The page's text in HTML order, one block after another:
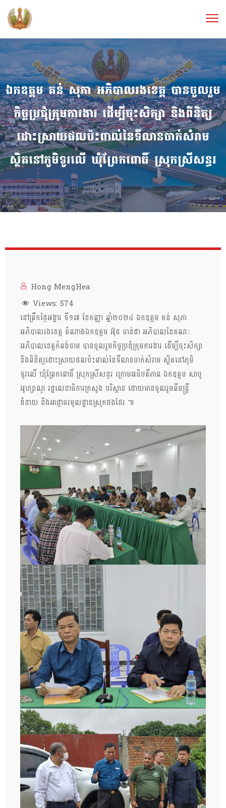
ឯកឧត្តម គន់ សុភា អភិបាលរងខេត្ត បានចូលរួម
កិច្ចប្រជុំក្រុមការងារ ដើម្បីចុះសិក្សា និងពិនិត្យ
ដោះស្រាយផលប៉ះពាល់នៃទីលានចាក់សំរាម
ស្ថិតនៅភូមិទូរលើ ឃុំព្រែកពោធិ៍ ស្រុកស្រីសន្ធរ
Hong MengHea
Views: 574
នៅព្រឹកថ្ងៃអង្គារ ទី១៧ ខែកញ្ញា ឆ្នាំ២០២៤ ឯកឧត្តម គន់ សុភា
អភិបាលរងខេត្ត តំណាងឯកឧត្តម អ៊ុន ចាន់ដា អភិបាលនៃគណៈ
អភិបាលខេត្តកំពង់ចាម បានចូលរួមកិច្ចប្រជុំក្រុមការងារ ដើម្បីចុះសិក្សា
និងពិនិត្យដោះស្រាយផលប៉ះពាល់នៃទីលានចាក់សំរាម ស្ថិតនៅភូមិ
ទូរលើ ឃុំព្រែកពោធិ៍ ស្រុកស្រីសន្ធរ ក្រោមអធិបតីភាព ឯកឧត្តម សាបូ
អូហ្សាណូ រដ្ឋលេខាធិការក្រសួង បរិស្ថាន ដោយមានចូលរួមពីមន្ត្រី
ជំនាយ និងអាជ្ញាធរមូលដ្ឋានស្រុកផងដែរ ៕